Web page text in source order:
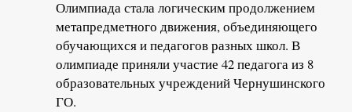
Олимпиада стала логическим продолжением
метапредметного движения, объединяющего
обучающихся и педагогов разных школ. В
олимпиаде приняли участие 42 педагога из 8
образовательных учреждений Чернушинского
ГО.